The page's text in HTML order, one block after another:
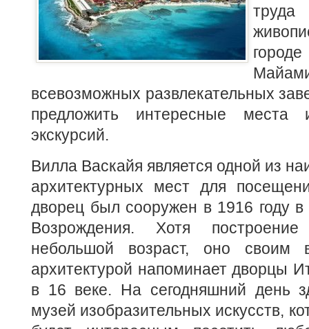
всевозможных развлекательных
предложить интересные
экскурсий.
Вилла Васкайя является одной из
архитектурных мест для
дворец был сооружен в 1916 году в
Возрождения. Хотя
небольшой возраст, оно
архитектурой напоминает дворцы
в 16 веке. На сегодняшний день
музей изобразительных искусств,